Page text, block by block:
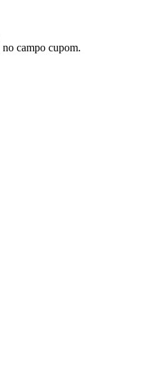
no campo cupom.